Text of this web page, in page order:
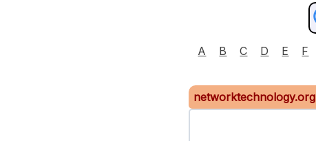
A B C D E F
networktechnology.org